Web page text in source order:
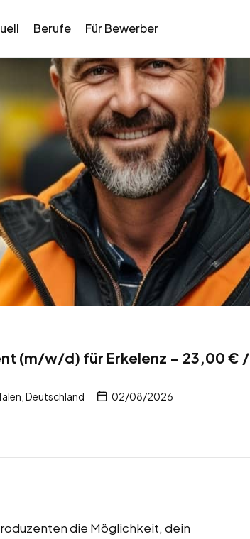
Berufe Für Bewerber
(m/w/d) für Erkelenz – 23,00 € /
Deutschland 02/08/2026
die Möglichkeit, dein